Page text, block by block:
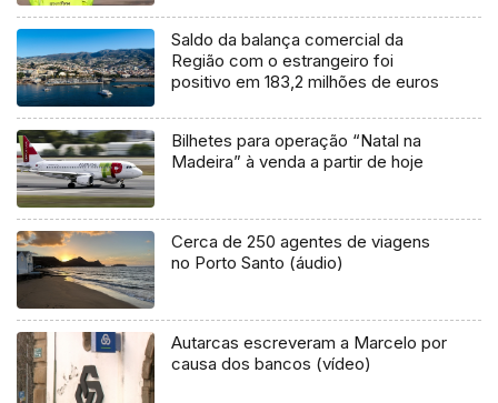
Saldo da balança comercial da
Região com o estrangeiro foi
positivo em 183,2 milhões de euros
Bilhetes para operação “Natal na
Madeira” à venda a partir de hoje
Cerca de 250 agentes de viagens
no Porto Santo (áudio)
Autarcas escreveram a Marcelo por
causa dos bancos (vídeo)